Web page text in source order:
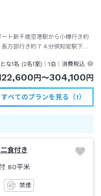
ト新千歳空港駅から小樽行き約
万部行き約７４分倶知安駅下車
な1名 (2名1室)｜1泊 ｜消費税込
円〜304,100円
すべてのプランを見る（1）
食付き
80平米
禁煙